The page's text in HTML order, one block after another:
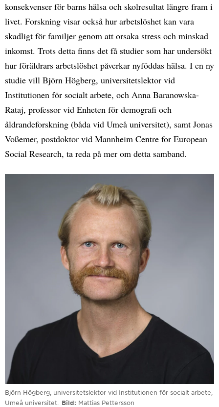
konsekvenser för barns hälsa och skolresultat längre fram i
livet. Forskning visar också hur arbetslöshet kan vara
skadligt för familjer genom att orsaka stress och minskad
inkomst. Trots detta finns det få studier som har undersökt
hur föräldrars arbetslöshet påverkar nyföddas hälsa. I en ny
studie vill Björn Högberg, universitetslektor vid
Institutionen för socialt arbete, och Anna Baranowska-
Rataj, professor vid Enheten för demografi och
åldrandeforskning (båda vid Umeå universitet), samt Jonas
Voßemer, postdoktor vid Mannheim Centre for European
Social Research, ta reda på mer om detta samband.
Björn Högberg, universitetslektor vid Institutionen för socialt arbete,
Umeå universitet.
Bild Mattias Pettersson